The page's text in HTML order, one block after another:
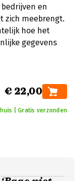
en
zich meebrengt.
hoe het
gegevens
€ 22,00
| Gratis verzonden